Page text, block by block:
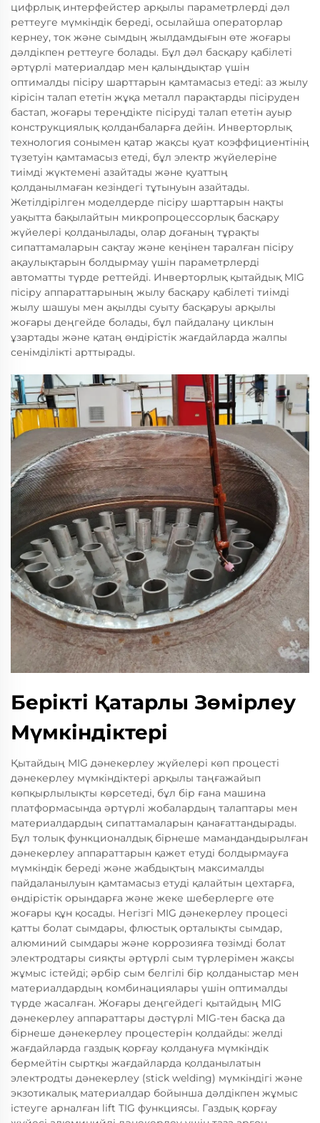
цифрлық интерфейстер арқылы параметрлерді дәл
реттеуге мүмкіндік береді, осылайша операторлар
кернеу, ток және сымдың жылдамдығын өте жоғары
дәлдікпен реттеуге болады. Бұл дәл басқару қабілеті
әртүрлі материалдар мен қалыңдықтар үшін
оптималды пісіру шарттарын қамтамасыз етеді: аз жылу
кірісін талап ететін жұқа металл парақтарды пісіруден
бастап, жоғары тереңдікте пісіруді талап ететін ауыр
конструкциялық қолданбаларға дейін. Инверторлық
технология сонымен қатар жақсы қуат коэффициентінің
түзетуін қамтамасыз етеді, бұл электр жүйелеріне
тиімді жүктемені азайтады және қуаттың
қолданылмаған кезіндегі тұтынуын азайтады.
Жетілдірілген моделдерде пісіру шарттарын нақты
уақытта бақылайтын микропроцессорлық басқару
жүйелері қолданылады, олар доғаның тұрақты
сипаттамаларын сақтау және кеңінен таралған пісіру
ақаулықтарын болдырмау үшін параметрлерді
автоматты түрде реттейді. Инверторлық қытайдық MIG
пісіру аппараттарының жылу басқару қабілеті тиімді
жылу шашуы мен ақылды суыту басқаруы арқылы
жоғары деңгейде болады, бұл пайдалану циклын
ұзартады және қатаң өндірістік жағдайларда жалпы
сенімділікті арттырады.
Берікті Қатарлы Зөмірлеу
Мүмкіндіктері
Қытайдың MIG дәнекерлеу жүйелері көп процесті
дәнекерлеу мүмкіндіктері арқылы таңғажайып
көпқырлылықты көрсетеді, бұл бір ғана машина
платформасында әртүрлі жобалардың талаптары мен
материалдардың сипаттамаларын қанағаттандырады.
Бұл толық функционалдық бірнеше мамандандырылған
дәнекерлеу аппараттарын қажет етуді болдырмауға
мүмкіндік береді және жабдықтың максималды
пайдаланылуын қамтамасыз етуді қалайтын цехтарға,
өндірістік орындарға және жеке шеберлерге өте
жоғары құн қосады. Негізгі MIG дәнекерлеу процесі
қатты болат сымдары, флюстық орталықты сымдар,
алюминий сымдары және коррозияға төзімді болат
электродтары сияқты әртүрлі сым түрлерімен жақсы
жұмыс істейді; әрбір сым белгілі бір қолданыстар мен
материалдардың комбинациялары үшін оптималды
түрде жасалған. Жоғары деңгейдегі қытайдың MIG
дәнекерлеу аппараттары дәстүрлі MIG-тен басқа да
бірнеше дәнекерлеу процестерін қолдайды: желді
жағдайларда газдық қорғау қолдануға мүмкіндік
бермейтін сыртқы жағдайларда қолданылатын
электродты дәнекерлеу (stick welding) мүмкіндігі және
экзотикалық материалдар бойынша дәлдікпен жұмыс
істеуге арналған lift TIG функциясы. Газдық қорғау